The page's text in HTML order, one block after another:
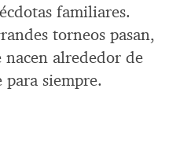
familiares.
torneos pasan,
alrededor de
para siempre.